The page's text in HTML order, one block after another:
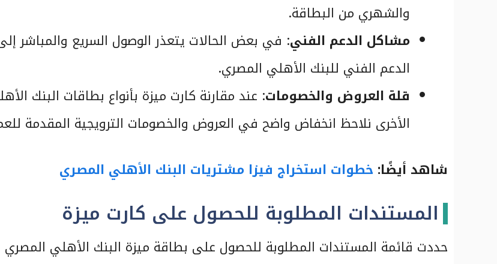
والشهري من البطاقة.
مشاكل الدعم الفني: في بعض الحالات يتعذر الوصول السريع والمباشر
الدعم الفني للبنك الأهلي المصري.
قلة العروض والخصومات: عند مقارنة كارت ميزة بأنواع بطاقات البنك
الأخرى نلاحظ انخفاض واضح في العروض والخصومات الترويجية المقدمة
شاهد أيضًا: خطوات استخراج فيزا مشتريات البنك الأهلي المصري
المستندات المطلوبة للحصول على كارت ميزة
حددت قائمة المستندات المطلوبة للحصول على بطاقة ميزة البنك الأهلي